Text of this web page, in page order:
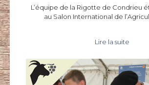
L’équipe de la Rigotte de Condrieu
au Salon International de
Lire la suite